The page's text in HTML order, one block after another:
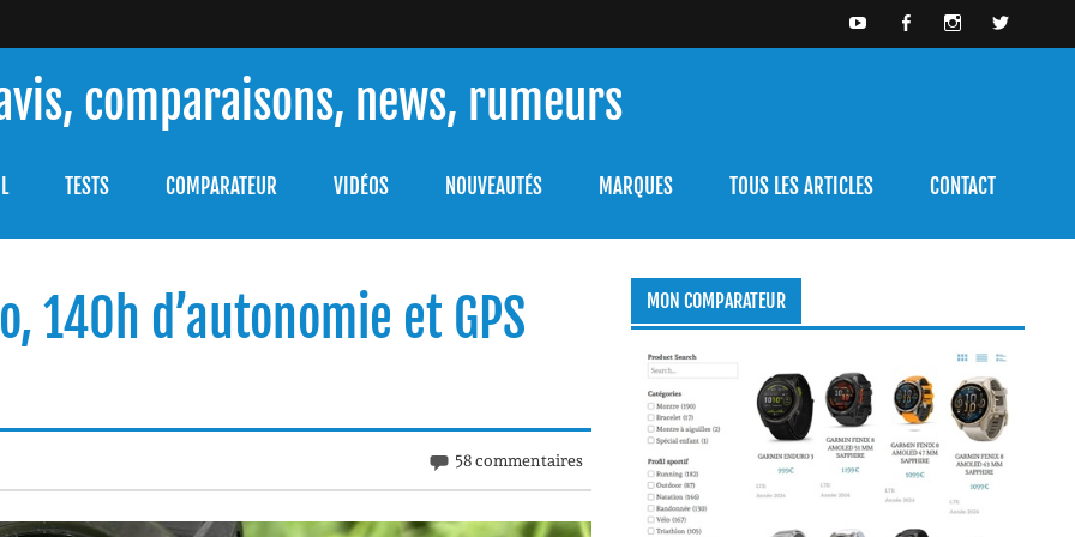
comparaisons, news, rumeurs
TESTS COMPARATEUR VIDÉOS NOUVEAUTÉS MARQUES TOUS LES ARTICLES CONTACT
140h d’autonomie et GPS
58 commentaires
MON COMPARATEUR